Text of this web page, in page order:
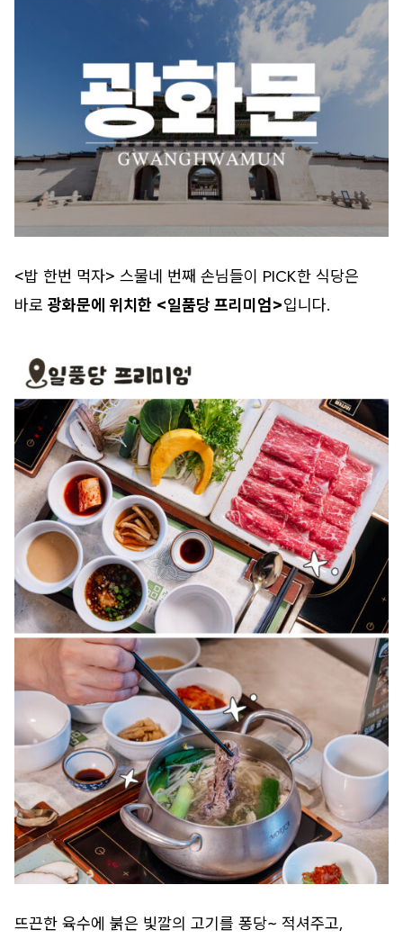
<밥 한번 먹자> 스물네 번째 손님들이 PICK한 식당은
바로 광화문에 위치한 <일품당 프리미엄>입니다.
뜨끈한 육수에 붉은 빛깔의 고기를 퐁당~ 적셔주고,